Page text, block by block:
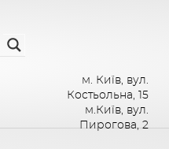
м. Київ, вул.
Костьольна, 15
м.Київ, вул.
Пирогова, 2